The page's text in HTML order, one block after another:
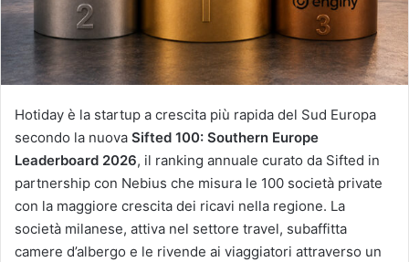
Hotiday è la startup a crescita più rapida del Sud Europa
secondo la nuova Sifted 100: Southern Europe
Leaderboard 2026, il ranking annuale curato da Sifted in
partnership con Nebius che misura le 100 società private
con la maggiore crescita dei ricavi nella regione. La
società milanese, attiva nel settore travel, subaffitta
camere d’albergo e le rivende ai viaggiatori attraverso un